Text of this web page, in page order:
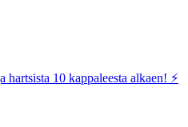
hartsista 10 kappaleesta alkaen! ⚡️